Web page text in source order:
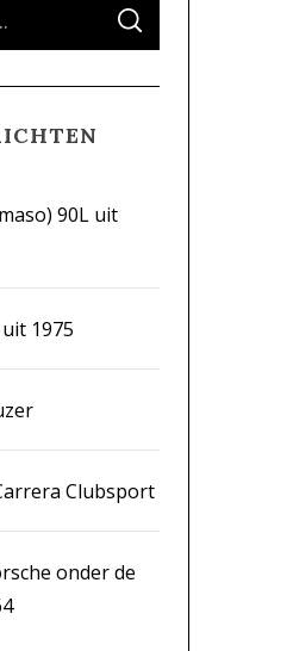
S
A
C
90L uit
1975
Clubsport
onder de